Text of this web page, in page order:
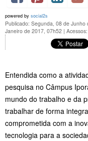
powered by social2s
Publicado: Segunda, 08 de Junho
Janeiro de 2017, 07h52 |
Entendida como a
pesquisa no Câmpus
mundo do trabalho e da
trabalhar de forma
comprometida com a
tecnologia para a